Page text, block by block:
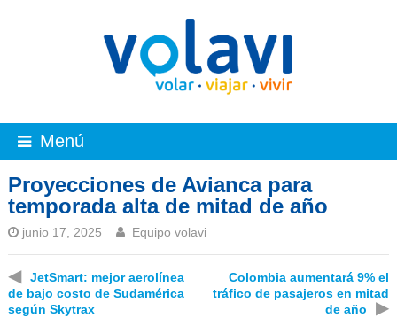
Menú
Proyecciones de Avianca para
temporada alta de mitad de año
junio 17, 2025 Equipo volavi
◀
JetSmart: mejor aerolínea
de bajo costo de Sudamérica
según Skytrax
Colombia aumentará 9% el
tráfico de pasajeros en mitad
de año
▶